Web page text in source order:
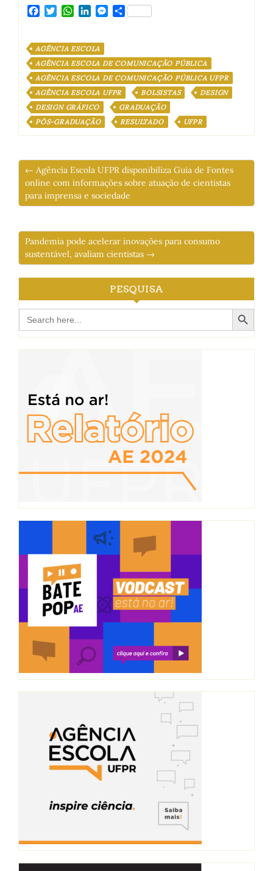
Facebook
TwitterWhatsApp
LinkedInMessenger
Share
AGÊNCIA ESCOLA
AGÊNCIA ESCOLA DE COMUNICAÇÃO PÚBLICA
AGÊNCIA ESCOLA DE COMUNICAÇÃO PÚBLICA UFPR
AGÊNCIA ESCOLA UFPR
BOLSISTAS
DESIGN
DESIGN GRÁFICO
GRADUAÇÃO
PÓS-GRADUAÇÃO
RESULTADO UFPR
← Agência Escola UFPR disponibiliza Guia de Fontes
online com informações sobre atuação de cientistas
para imprensa e sociedade
Pandemia pode acelerar inovações para consumo
sustentável, avaliam cientistas →
PESQUISA
Search
for:
Search Button